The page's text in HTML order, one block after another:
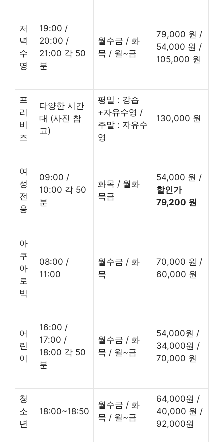
저
녁
수
영
19:00 /
20:00 /
21:00 각 50
분
월수금 / 화
목 / 월~금
79,000 원 /
54,000 원 /
105,000 원
프
리
비
즈
다양한 시간
대 (사진 참
고)
평일 : 강습
+자유수영 /
주말 : 자유수
영
130,000 원
여
성
전
용
09:00 /
10:00 각 50
분
화목 / 월화
목금
54,000 원 /
할인가
79,200 원
아
쿠
아
로
빅
08:00 /
11:00
월수금 / 화
목
70,000 원 /
60,000 원
어
린
이
16:00 /
17:00 /
18:00 각 50
분
월수금 / 화
목 / 월~금
54,000원 /
34,000원 /
70,000 원
청
소
년
18:00~18:50
월수금 / 화
목 / 월~금
64,000원 /
40,000 원 /
92,000원